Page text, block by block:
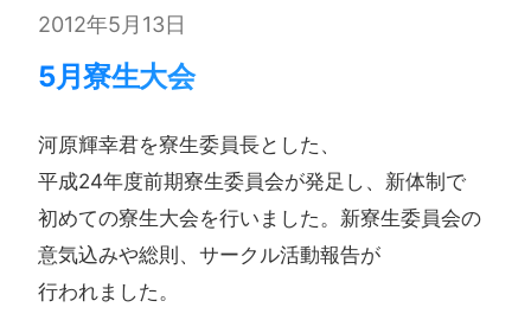
2012年5月13日
5月寮生大会
河原輝幸君を​寮生委員長とした、​
平成24年度前期寮生委員会が​発足し、​新体制で​
初めての​寮生大会を​行いました。​新寮生委員会の​
意気込みや​総則、​サークル活動報告が​
行われました。​